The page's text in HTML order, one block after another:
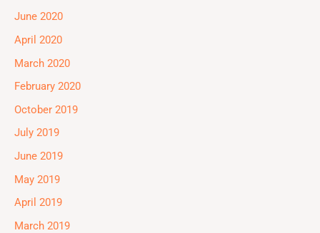
June 2020
April 2020
March 2020
February 2020
October 2019
July 2019
June 2019
May 2019
April 2019
March 2019